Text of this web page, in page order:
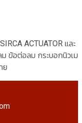
ACTUATOR และ
ข้อต่อลม กระบอกนิวเม
ย